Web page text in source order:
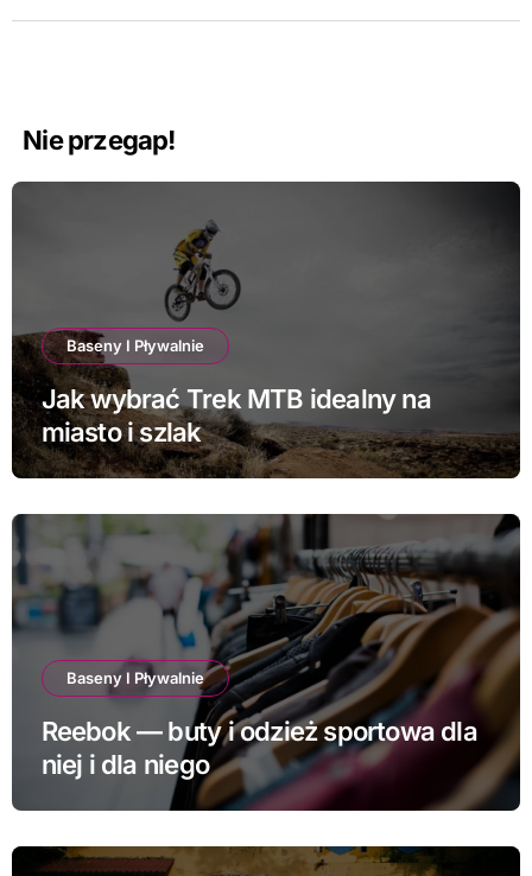
Nie przegap!
Baseny I Pływalnie
Jak wybrać Trek MTB idealny na
miasto i szlak
Baseny I Pływalnie
Reebok — buty i odzież sportowa dla
niej i dla niego